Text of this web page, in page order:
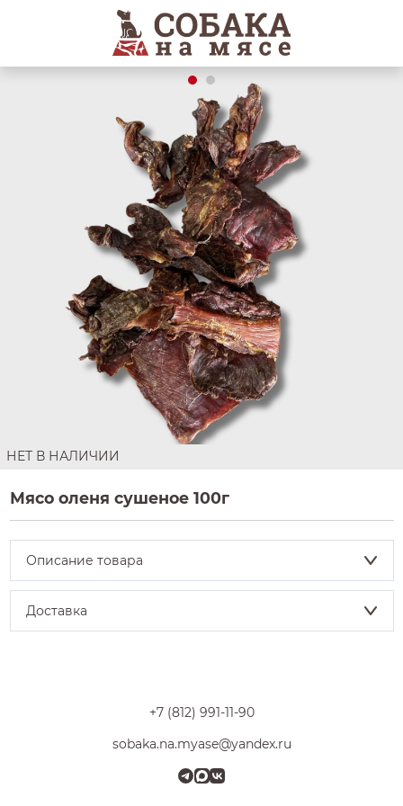
НЕТ В НАЛИЧИИ
Мясо оленя сушеное 100г
Описание товара
Доставка
+7 (812) 991-11-90
sobaka.na.myase@yandex.ru